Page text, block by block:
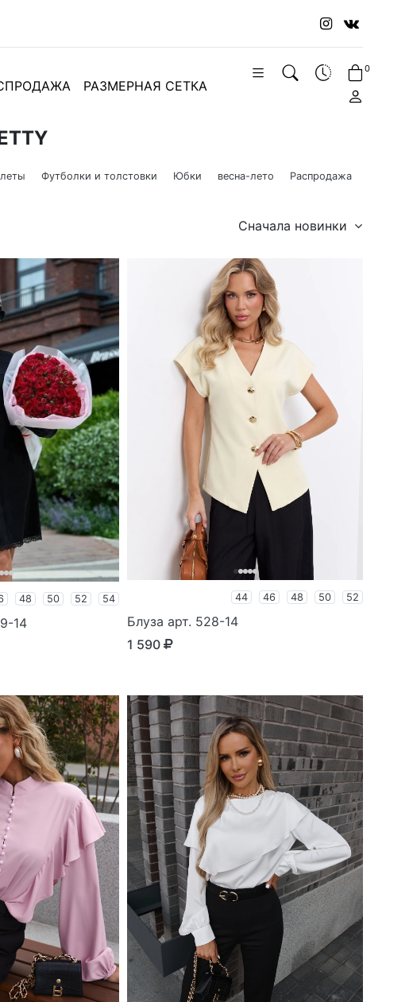
РАЗМЕРНАЯ СЕТКА
0
Футболки и толстовки Юбки весна-лето
Распродажа
Сначала новинки
48 50 52 54
14
44 46 48 50 52
Блуза арт. 528-14
1 590